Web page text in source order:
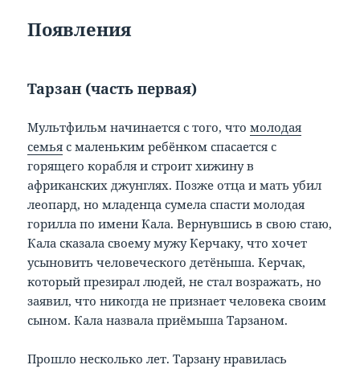
Появления
Тарзан (часть первая)
Мультфильм начинается с того, чтомолодая
семья с маленьким ребёнком спасается с
горящего корабля и строит хижину в
африканских джунглях. Позже отца и мать убил
леопард, но младенца сумела спасти молодая
горилла по имени Кала. Вернувшись в свою стаю,
Кала сказала своему мужу Керчаку, что хочет
усыновить человеческого детёныша. Керчак,
который презирал людей, не стал возражать, но
заявил, что никогда не признает человека своим
сыном. Кала назвала приёмыша Тарзаном.
Прошло несколько лет. Тарзану нравилась